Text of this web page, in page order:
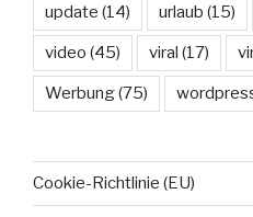
update (14) urlaub (15)
video (45) viral (17)
Werbung(75)
Cookie-Richtlinie (EU)